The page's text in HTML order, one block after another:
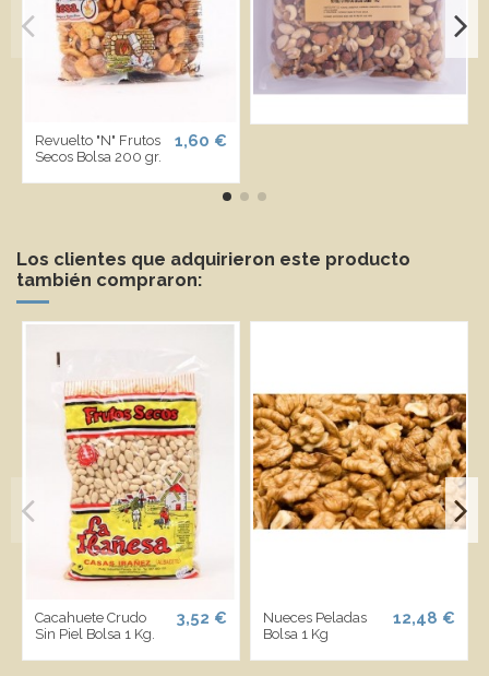
Revuelto "N" Frutos
Secos Bolsa 200 gr.
1,60 €
Los clientes que adquirieron este producto
también compraron:
Cacahuete Crudo
Sin Piel Bolsa 1 Kg.
3,52 €
Nueces Peladas
Bolsa 1 Kg
12,48 €